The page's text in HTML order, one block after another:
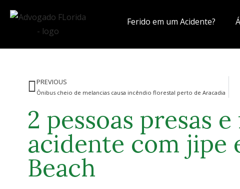
Ferido em um Acidente?
PREVIOUS
Ônibus cheio de melancias causa incêndio florestal perto de Aracadia
2 pessoas presas
acidente com jipe
Beach